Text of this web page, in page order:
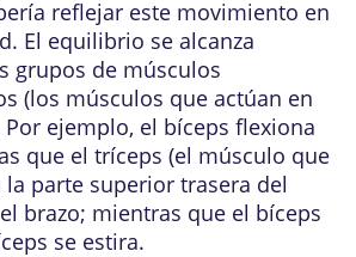
reflejar este movimiento en
El equilibrio se alcanza
grupos de músculos
(los músculos que actúan en
ejemplo, el bíceps flexiona
que el tríceps (el músculo que
la parte superior trasera del
brazo; mientras que el bíceps
se estira.